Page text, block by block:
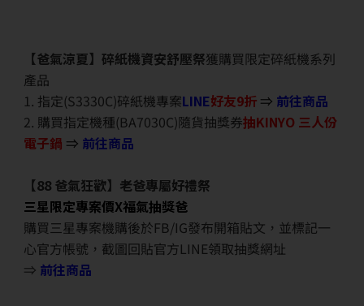
【爸氣涼夏】碎紙機資安舒壓祭獲購買限定碎紙機系列
產品
1. 指定(S3330C)碎紙機專案LINE好友9折 ⇒ 前往商品
2. 購買指定機種(BA7030C)隨貨抽獎券抽KINYO 三人份
電子鍋 ⇒ 前往商品
【88 爸氣狂歡】老爸專屬好禮祭
三星限定專案價X福氣抽獎爸
購買三星專案機購後於FB/IG發布開箱貼文，並標記一
心官方帳號，截圖回貼官方LINE領取抽獎網址
⇒ 前往商品